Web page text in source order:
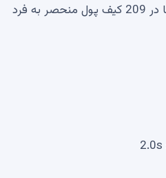
عملیات در تست لایه لایه آلفا در 209 کیف پول منحصر به فرد